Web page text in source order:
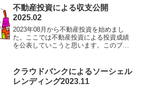
不動産投資による収支公開
2025.02
2023年08月から不動産投資を始めまし
た。ここでは不動産投資による投資成績
を公表していこうと思います。このブロ
せん。不動産取得状況2023年08月31日：
東京都内単身用...
クラウドバンクによるソーシェル
レンディング2023.11